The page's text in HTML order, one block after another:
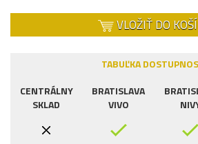
VLOŽIŤ DO
TABUĽKA
CENTRÁLNY
SKLAD
BRATISLAVA
VIVO